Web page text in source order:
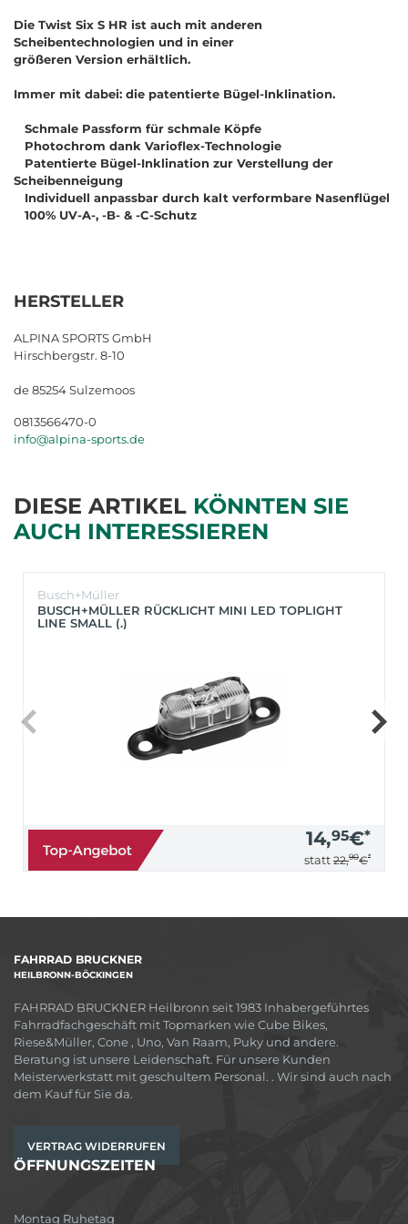
Die Twist Six S HR ist auch mit anderen
Scheibentechnologien und in einer
größeren Version erhältlich.
Immer mit dabei: die patentierte Bügel-Inklination.
Schmale Passform für schmale Köpfe
Photochrom dank Varioflex-Technologie
Patentierte Bügel-Inklination zur Verstellung der
Scheibenneigung
Individuell anpassbar durch kalt verformbare Nasenflügel
100% UV-A-, -B- & -C-Schutz
HERSTELLER
ALPINA SPORTS GmbH
Hirschbergstr. 8-10
de 85254 Sulzemoos
0813566470-0
info@alpina-sports.de
DIESE ARTIKEL KÖNNTEN SIE
AUCH INTERESSIEREN
Busch+Müller
BUSCH+MÜLLER RÜCKLICHT MINI LED TOPLIGHT
LINE SMALL (.)
14,95€*
statt 22,90€*
FAHRRAD BRUCKNER
HEILBRONN-BÖCKINGEN
FAHRRAD BRUCKNER Heilbronn seit 1983 Inhabergeführtes
Fahrradfachgeschäft mit Topmarken wie Cube Bikes,
Riese&Müller, Cone , Uno, Van Raam, Puky und andere.
Beratung ist unsere Leidenschaft. Für unsere Kunden
Meisterwerkstatt mit geschultem Personal. . Wir sind auch nach
dem Kauf für Sie da.
VERTRAG WIDERRUFEN
ÖFFNUNGSZEITEN
Montag Ruhetag